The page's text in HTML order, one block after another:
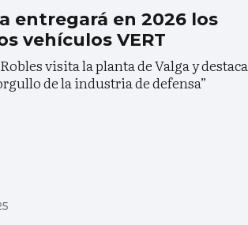
entregará en 2026 los
vehículos VERT
visita la planta de Valga y destaca
de la industria de defensa”